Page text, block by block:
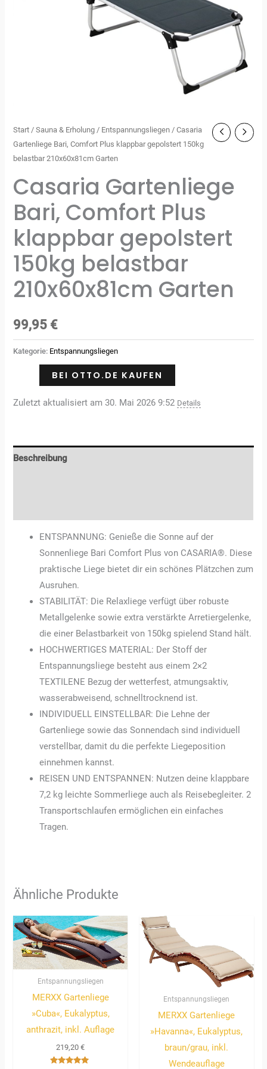
Start /Sauna & Erholung / Entspannungsliegen / Casaria
Gartenliege Bari, Comfort Plus klappbar gepolstert 150kg
belastbar 210x60x81cm Garten
Casaria Gartenliege
Bari, Comfort Plus
klappbar gepolstert
150kg belastbar
210x60x81cm Garten
99,95 €
Kategorie: Entspannungsliegen
BEI OTTO.DE KAUFEN
Zuletzt aktualisiert am 30. Mai 2026 9:52 Details
Beschreibung
ENTSPANNUNG: Genieße die Sonne auf der
Sonnenliege Bari Comfort Plus von CASARIA®. Diese
praktische Liege bietet dir ein schönes Plätzchen zum
Ausruhen.
STABILITÄT: Die Relaxliege verfügt über robuste
Metallgelenke sowie extra verstärkte Arretiergelenke,
die einer Belastbarkeit von 150kg spielend Stand hält.
HOCHWERTIGES MATERIAL: Der Stoff der
Entspannungsliege besteht aus einem 2×2
TEXTILENE Bezug der wetterfest, atmungsaktiv,
wasserabweisend, schnelltrocknend ist.
INDIVIDUELL EINSTELLBAR: Die Lehne der
Gartenliege sowie das Sonnendach sind individuell
verstellbar, damit du die perfekte Liegeposition
einnehmen kannst.
REISEN UND ENTSPANNEN: Nutzen deine klappbare
7,2 kg leichte Sommerliege auch als Reisebegleiter. 2
Transportschlaufen ermöglichen ein einfaches
Tragen.
Ähnliche Produkte
Entspannungsliegen
MERXX Gartenliege
»Cuba«, Eukalyptus,
anthrazit, inkl. Auflage
219,20€
Entspannungsliegen
MERXX Gartenliege
»Havanna«, Eukalyptus,
braun/grau, inkl.
Wendeauflage